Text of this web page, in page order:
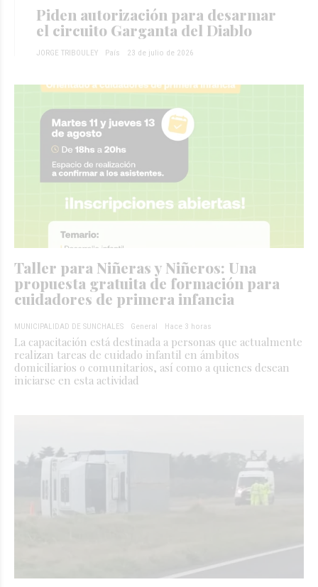
Piden autorización para desarmar
el circuito Garganta del Diablo
JORGE TRIBOULEY País 23 de julio de 2026
Taller para Niñeras y Niñeros: Una
propuesta gratuita de formación para
cuidadores de primera infancia
MUNICIPALIDAD DE SUNCHALES General Hace 3 horas
La capacitación está destinada a personas que actualmente
realizan tareas de cuidado infantil en ámbitos
domiciliarios o comunitarios, así como a quienes desean
iniciarse en esta actividad